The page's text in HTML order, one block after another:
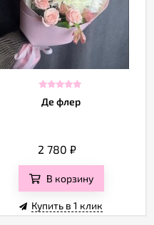
Де флер
2 780 ₽
В корзину
Купить в 1 клик